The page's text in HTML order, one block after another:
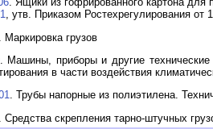
, утв. Приказом Ростехрегулирования от
. Маркировка грузов
. Машины, приборы и другие технические
в части воздействия
. Трубы напорные из полиэтилена.
. Средства скрепления тарно-штучных